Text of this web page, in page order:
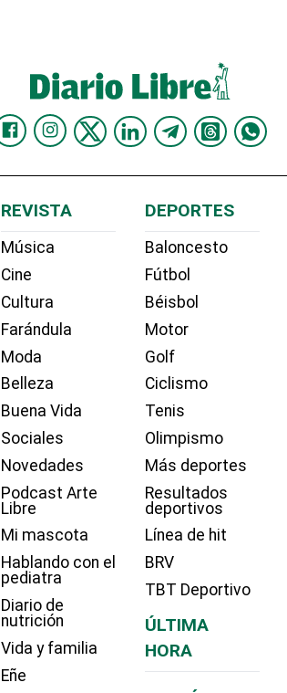
REVISTA
Música
Cine
Cultura
Farándula
Moda
Belleza
Buena Vida
Sociales
Novedades
Podcast Arte
Libre
Mi mascota
Hablando con el
pediatra
Diario de
nutrición
Vida y familia
Eñe
DEPORTES
Baloncesto
Fútbol
Béisbol
Motor
Golf
Ciclismo
Tenis
Olimpismo
Más deportes
Resultados
deportivos
Línea de hit
BRV
TBT Deportivo
ÚLTIMA
HORA